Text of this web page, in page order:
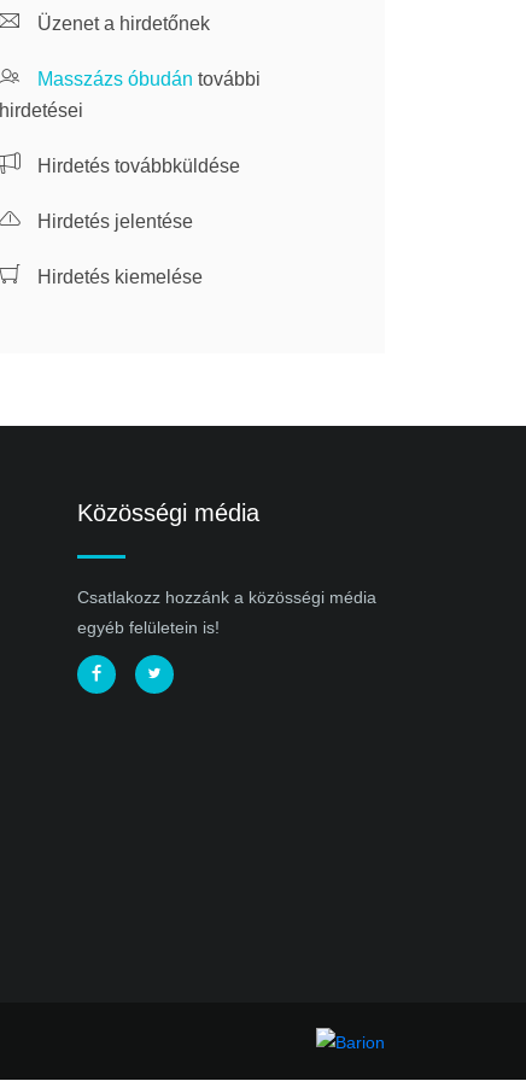
Üzenet a hirdetőnek
Masszázs óbudán további
hirdetései
Hirdetés továbbküldése
Hirdetés jelentése
Hirdetés kiemelése
Közösségi média
Csatlakozz hozzánk a közösségi média
egyéb felületein is!